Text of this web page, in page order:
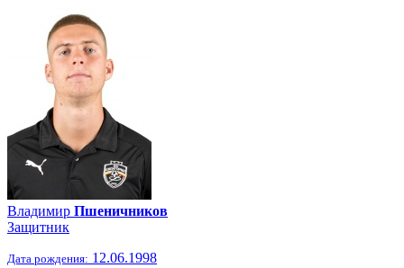
Владимир Пшеничников
Защитник
Дата рождения: 12.06.1998